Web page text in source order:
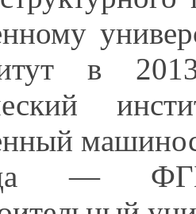
в
— ФГБОУ